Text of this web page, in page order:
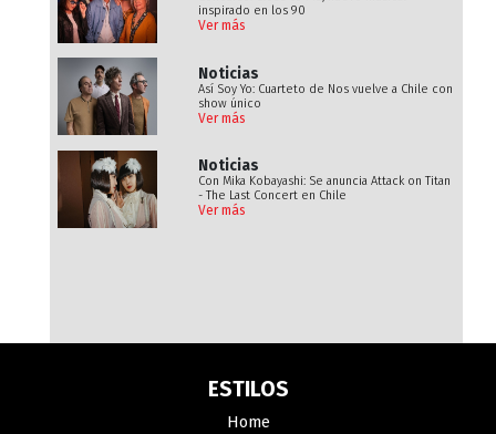
inspirado en los 90
Ver más
Noticias
Así Soy Yo: Cuarteto de Nos vuelve a Chile con
show único
Ver más
Noticias
Con Mika Kobayashi: Se anuncia Attack on Titan
- The Last Concert en Chile
Ver más
ESTILOS
Home